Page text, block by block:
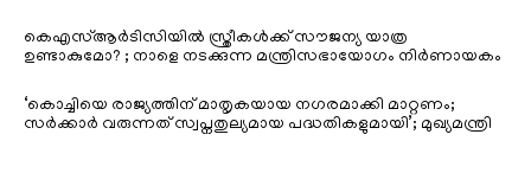
കെഎസ്ആർടിസിയിൽ സ്ത്രീകൾക്ക് സൗജന്യ യാത്ര
ഉണ്ടാകുമോ? ; നാളെ നടക്കുന്ന മന്ത്രിസഭായോഗം നിർണായകം
‘കൊച്ചിയെ രാജ്യത്തിന് മാതൃകയായ നഗരമാക്കി മാറ്റണം;
സർക്കാർ വരുന്നത് സ്വപ്നതുല്യമായ പദ്ധതികളുമായി’; മുഖ്യമന്ത്രി